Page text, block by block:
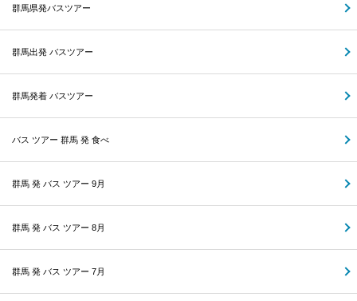
群馬県発バスツアー
群馬出発 バスツアー
群馬発着 バスツアー
バス ツアー 群馬 発 食べ
群馬 発 バス ツアー 9月
群馬 発 バス ツアー 8月
群馬 発 バス ツアー 7月